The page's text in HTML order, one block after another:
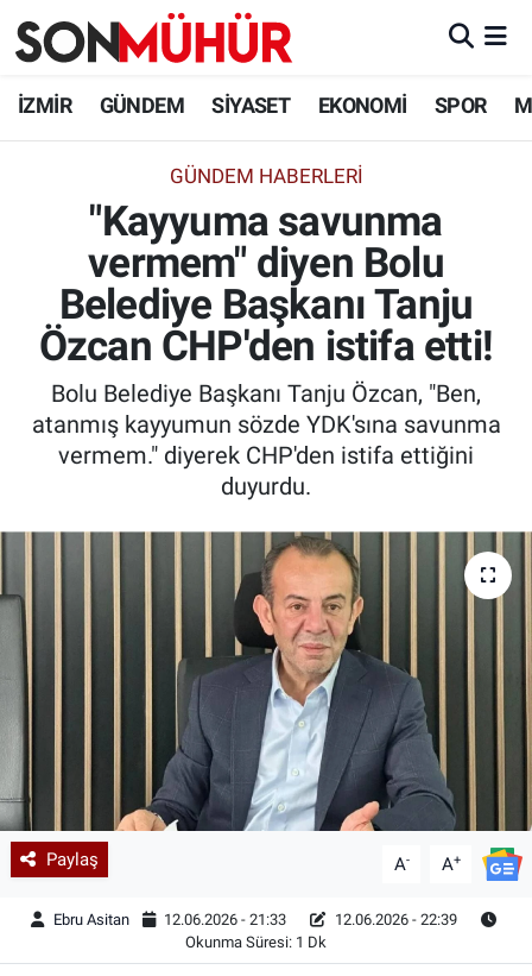
İZMİR GÜNDEM SİYASET EKONOMİ SPOR
GÜNDEM HABERLERI
"Kayyuma savunma
vermem" diyen Bolu
Belediye Başkanı Tanju
Özcan CHP'den istifa etti!
Bolu Belediye Başkanı Tanju Özcan, "Ben,
atanmış kayyumun sözde YDK'sına savunma
vermem." diyerek CHP'den istifa ettiğini
duyurdu.
Paylaş A- A+
Ebru Asitan 12.06.2026 - 21:33
12.06.2026 - 22:39
Okunma Süresi: 1 Dk
İzmir Nöbetçi Eczaneler
İzmir Namaz Vakitleri
İzmir Trafik Yoğunluk Haritası
Süper Lig Puan Durumu ve Fikstür
Tüm Manşetler
Son Dakika Haberleri